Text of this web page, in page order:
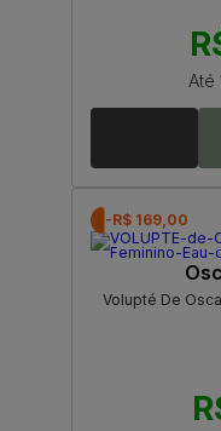
Até
-R$ 169,00
Volupté De